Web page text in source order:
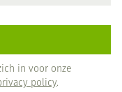
in voor onze
policy.